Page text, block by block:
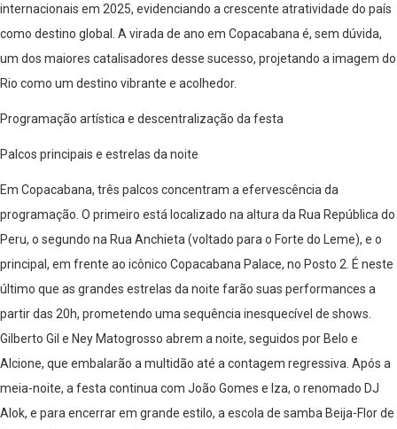
internacionais em 2025, evidenciando a crescente atratividade do país
como destino global. A virada de ano em Copacabana é, sem dúvida,
um dos maiores catalisadores desse sucesso, projetando a imagem do
Rio como um destino vibrante e acolhedor.
Programação artística e descentralização da festa
Palcos principais e estrelas da noite
Em Copacabana, três palcos concentram a efervescência da
programação. O primeiro está localizado na altura da Rua República do
Peru, o segundo na Rua Anchieta (voltado para o Forte do Leme), e o
principal, em frente ao icônico Copacabana Palace, no Posto 2. É neste
último que as grandes estrelas da noite farão suas performances a
partir das 20h, prometendo uma sequência inesquecível de shows.
Gilberto Gil e Ney Matogrosso abrem a noite, seguidos por Belo e
Alcione, que embalarão a multidão até a contagem regressiva. Após a
meia-noite, a festa continua com João Gomes e Iza, o renomado DJ
Alok, e para encerrar em grande estilo, a escola de samba Beija-Flor de